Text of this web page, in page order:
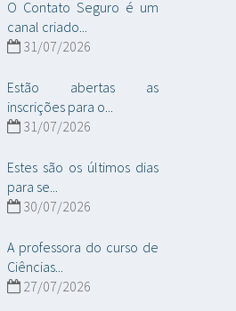
O Contato Seguro é um
canal criado...
31/07/2026
Estão abertas as
inscrições para o...
31/07/2026
Estes são os últimos dias
para se...
30/07/2026
A professora do curso de
Ciências...
27/07/2026